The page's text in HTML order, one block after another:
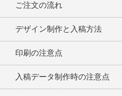
ご注文の流れ
デザイン制作と入稿方法
印刷の注意点
入稿データ制作時の注意点